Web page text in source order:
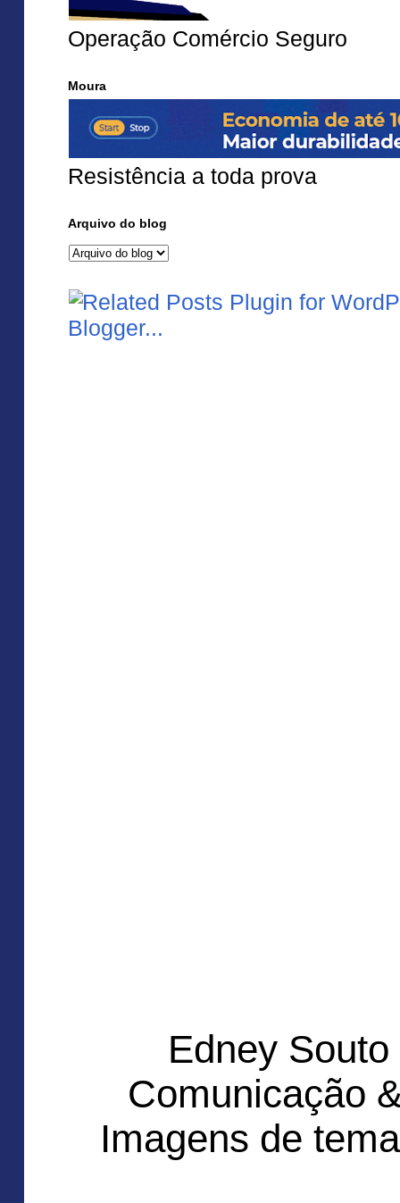
Operação Comércio Seguro
Moura
Resistência a toda prova
Arquivo do blog
Edney
Comunicação
Imagens de